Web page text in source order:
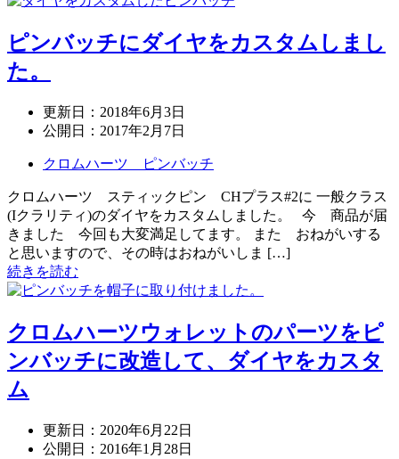
ピンバッチにダイヤをカスタムしまし
た。
更新日： 2018年6月3日
公開日： 2017年2月7日
クロムハーツ ピンバッチ
クロムハーツ スティックピン CHプラス#2に 一般クラス
(Iクラリティ)のダイヤをカスタムしました。 今 商品が届
きました 今回も大変満足してます。 また おねがいする
と思いますので、その時はおねがいしま […]
続きを読む
クロムハーツウォレットのパーツをピ
ンバッチに改造して、ダイヤをカスタ
ム
更新日： 2020年6月22日
公開日： 2016年1月28日